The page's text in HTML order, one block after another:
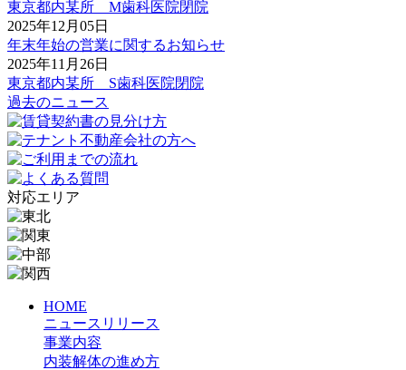
東京都内某所 M歯科医院閉院
2025年12月05日
年末年始の営業に関するお知らせ
2025年11月26日
東京都内某所 S歯科医院閉院
過去のニュース
対応エリア
HOME
ニュースリリース
事業内容
内装解体の進め方